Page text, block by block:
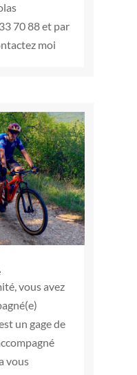
70 88 et par
moi
vous avez
un gage de
vous